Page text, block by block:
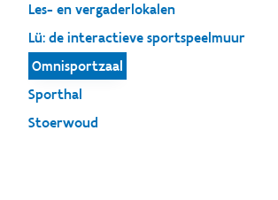
Les- en vergaderlokalen
Lü: de interactieve sportspeelmuur
Omnisportzaal
Sporthal
Stoerwoud